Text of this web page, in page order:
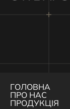
ГОЛОВНА
ПРО НАС
ПРОДУКЦІЯ